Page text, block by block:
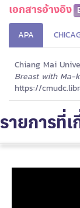
เอกสารอ้างอิง
APA
Chiang Mai
Breast with Ma-
https://
รายการที่